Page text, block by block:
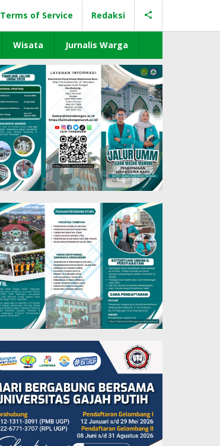
Terms of Service Redaksi
Wisata Jurnalis Warga